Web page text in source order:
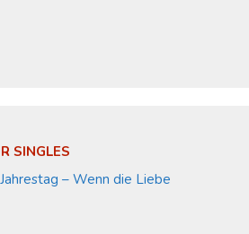
SINGLES
– Wenn die Liebe